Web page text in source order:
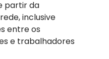
partir da
inclusive
entre os
e trabalhadores